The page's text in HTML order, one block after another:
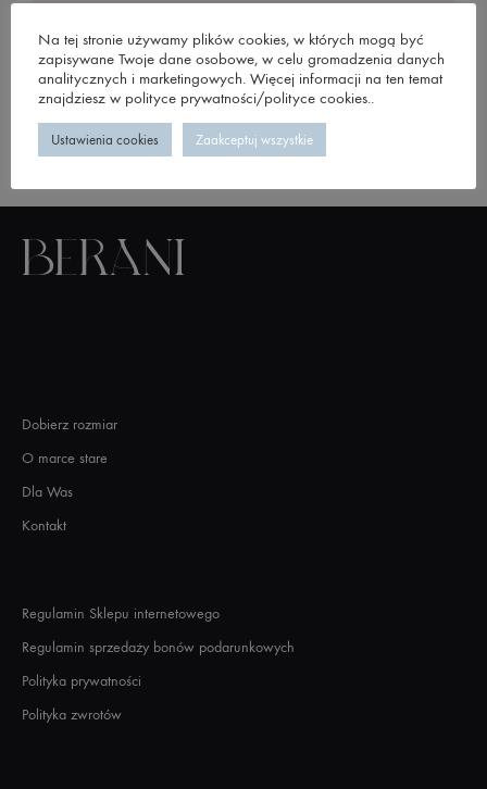
Twój koszyk aktualnie jest pusty.
Dobierz rozmiar
O marce stare
Dla Was
Kontakt
Regulamin Sklepu internetowego
Regulamin sprzedaży bonów podarunkowych
Polityka prywatności
Polityka zwrotów
Na tej stronie używamy plików cookies, w których mogą być
zapisywane Twoje dane osobowe, w celu gromadzenia danych
analitycznych i marketingowych. Więcej informacji na ten temat
znajdziesz w polityce prywatności/polityce cookies..
Ustawienia cookies Zaakceptuj wszystkie